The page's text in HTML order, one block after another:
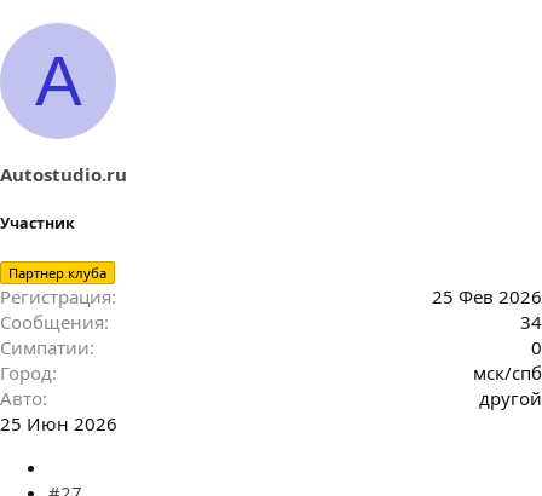
A
Autostudio.ru
Участник
Партнер клуба
Регистрация
25 Фев 2026
Сообщения
34
Симпатии
0
Город
мск/спб
Авто
другой
25 Июн 2026